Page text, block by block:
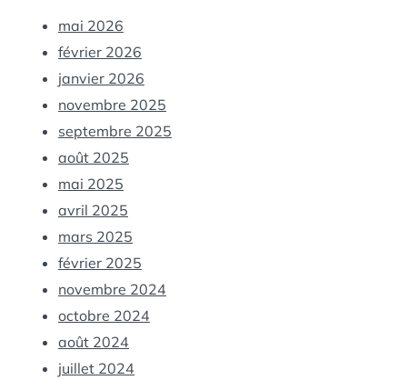
mai 2026
février 2026
janvier 2026
novembre 2025
septembre 2025
août 2025
mai 2025
avril 2025
mars 2025
février 2025
novembre 2024
octobre 2024
août 2024
juillet 2024